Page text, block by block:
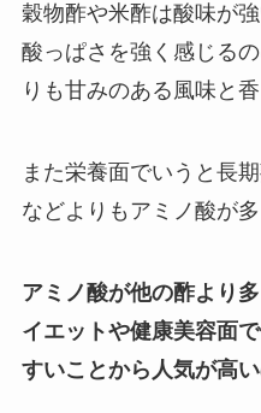
穀物酢や米酢は酸味が
酸っぱさを強く感じる
りも甘みのある風味と
また栄養面でいうと長
などよりもアミノ酸が
アミノ酸が他の酢より
イエットや健康美容面
すいことから人気が高い